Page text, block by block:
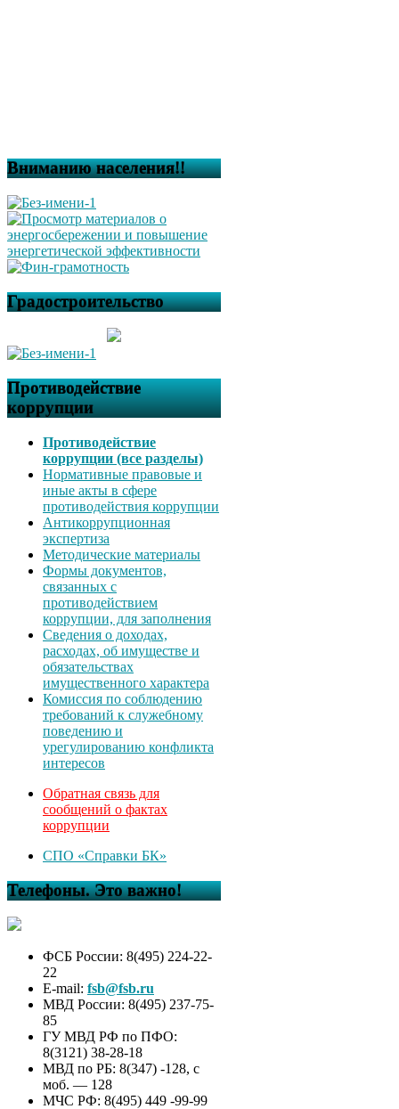
Вниманию населения!!
Градостроительство
Противодействие
коррупции
Противодействие
коррупции (все разделы)
Нормативные правовые и
иные акты в сфере
противодействия коррупции
Антикоррупционная
экспертиза
Методические материалы
Формы документов,
связанных с
противодействием
коррупции, для заполнения
Сведения о доходах,
расходах, об имуществе и
обязательствах
имущественного характера
Комиссия по соблюдению
требований к служебному
поведению и
урегулированию конфликта
интересов
Обратная связь для
сообщений о фактах
коррупции
СПО «Справки БК»
Телефоны. Это важно!
ФСБ России: 8(495) 224-22-
22
E-mail: fsb@fsb.ru
МВД России: 8(495) 237-75-
85
ГУ МВД РФ по ПФО:
8(3121) 38-28-18
МВД по РБ: 8(347) -128, с
моб. — 128
МЧС РФ: 8(495) 449 -99-99